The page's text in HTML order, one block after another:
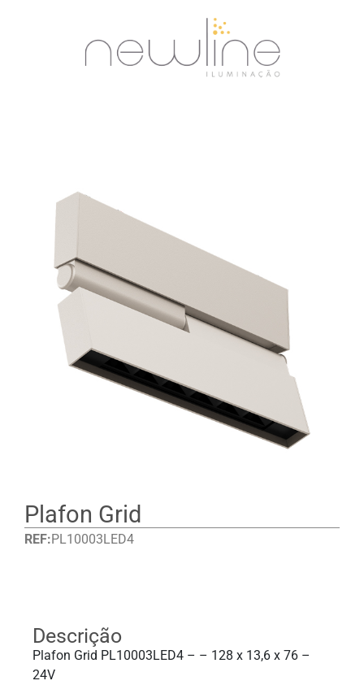
Plafon Grid
REF: PL10003LED4
Descrição
Plafon Grid PL10003LED4 – – 128 x 13,6 x 76 –
24V